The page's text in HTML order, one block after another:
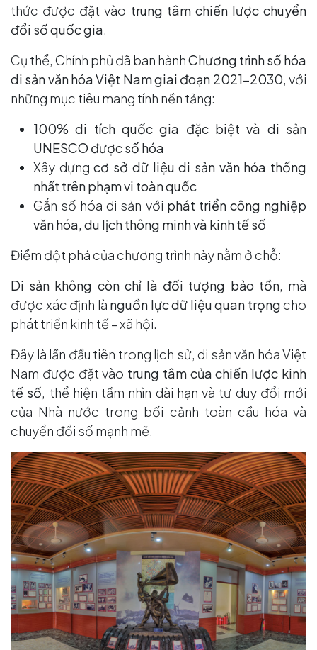
thức được đặt vào trung tâm chiến lược chuyển
đổi số quốc gia.
Cụ thể, Chính phủ đã ban hànhChương trình số hóa
di sản văn hóa Việt Nam giai đoạn 2021–2030, với
những mục tiêu mang tính nền tảng:
100% di tích quốc gia đặc biệt và di sản
UNESCO được số hóa
Xây dựngcơ sở dữ liệu di sản văn hóa thống
nhất trên phạm vi toàn quốc
Gắn số hóa di sản với phát triển công nghiệp
văn hóa, du lịch thông minh và kinh tế số
Điểm đột phá của chương trình này nằm ở chỗ:
Di sản không còn chỉ là đối tượng bảo tồn, mà
được xác định là nguồn lực dữ liệu quan trọngcho
phát triển kinh tế – xã hội.
Đây là lần đầu tiên trong lịch sử, di sản văn hóa Việt
Nam được đặt vào trung tâm của chiến lược kinh
tế số, thể hiện tầm nhìn dài hạn và tư duy đổi mới
của Nhà nước trong bối cảnh toàn cầu hóa và
chuyển đổi số mạnh mẽ.